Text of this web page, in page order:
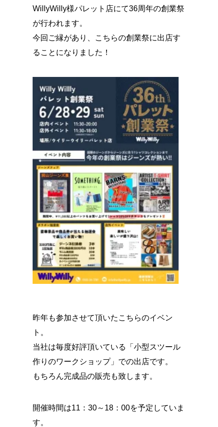
WillyWilly様パレット店にて36周年の創業祭
が行われます。
今回ご縁があり、こちらの創業祭に出店す
ることになりました！
昨年も参加させて頂いたこちらのイベン
ト。
当社は毎度好評頂いている「小型スツール
作りのワークショップ」での出店です。
もちろん完成品の販売も致します。
開催時間は11：30～18：00を予定していま
す。